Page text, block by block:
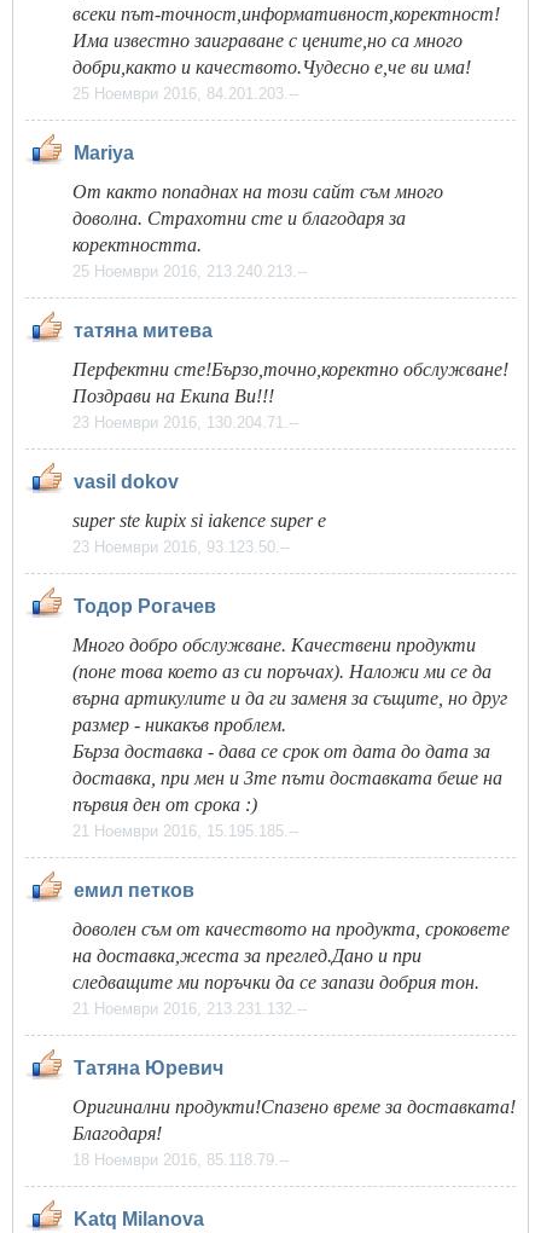
всеки път-точност,информативност,коректност!
Има известно заиграване с цените,но са много
добри,както и качеството.Чудесно е,че ви има!
25 Ноември 2016, 84.201.203.--
Mariya
От както попаднах на този сайт съм много
доволна. Страхотни сте и благодаря за
коректността.
25 Ноември 2016, 213.240.213.--
татяна митева
Перфектни сте!Бързо,точно,коректно обслужване!
Поздрави на Екипа Ви!!!
23 Ноември 2016, 130.204.71.--
vasil dokov
super ste kupix si iakence super e
23 Ноември 2016, 93.123.50.--
Тодор Рогачев
Много добро обслужване. Качествени продукти
(поне това което аз си поръчах). Наложи ми се да
върна артикулите и да ги заменя за същите, но друг
размер - никакъв проблем.
Бърза доставка - дава се срок от дата до дата за
доставка, при мен и 3те пъти доставката беше на
първия ден от срока :)
21 Ноември 2016, 15.195.185.--
емил петков
доволен съм от качеството на продукта, сроковете
на доставка,жеста за преглед.Дано и при
следващите ми поръчки да се запази добрия тон.
21 Ноември 2016, 213.231.132.--
Татяна Юревич
Оригинални продукти!Спазено време за доставката!
Благодаря!
18 Ноември 2016, 85.118.79.--
Katq Milanova